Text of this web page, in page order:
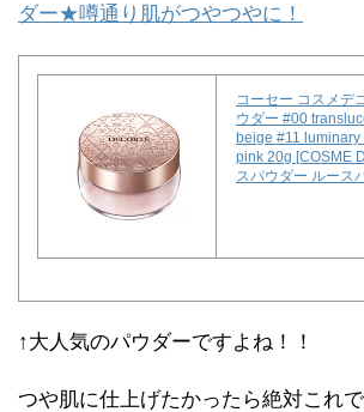
ダー★噂通り肌がつやつやに！
コーセー コスメデ
ウダー #00
beige #11
pink 20g [COSME
スパウダー ルース
↑大人気のパウダーですよね！！
つや肌に仕上げたかったら絶対これ